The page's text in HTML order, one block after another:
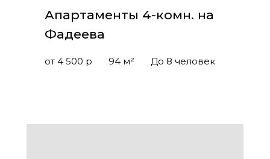
Апартаменты 4-комн. на
Фадеева
от 4 500 р 94 м² До 8 человек